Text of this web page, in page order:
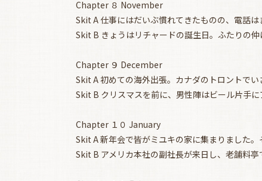
Chapter ８ November
Skit A 仕事にはだいぶ慣れてきたものの、電話は
Skit B きょうはリチャードの誕生日。ふたりの
Chapter ９ December
Skit A 初めての海外出張。カナダのトロントでい
Skit B クリスマスを前に、男性陣はビール片手に
Chapter １０ January
Skit A 新年会で皆がミユキの家に集まりました。
Skit B アメリカ本社の副社長が来日し、老舗料亭